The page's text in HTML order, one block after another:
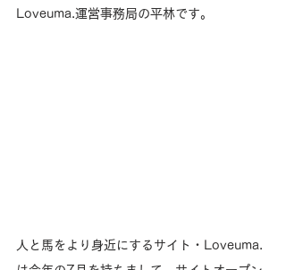
Loveuma.運営事務局の平林です。
人と馬をより身近にするサイト・Loveuma.